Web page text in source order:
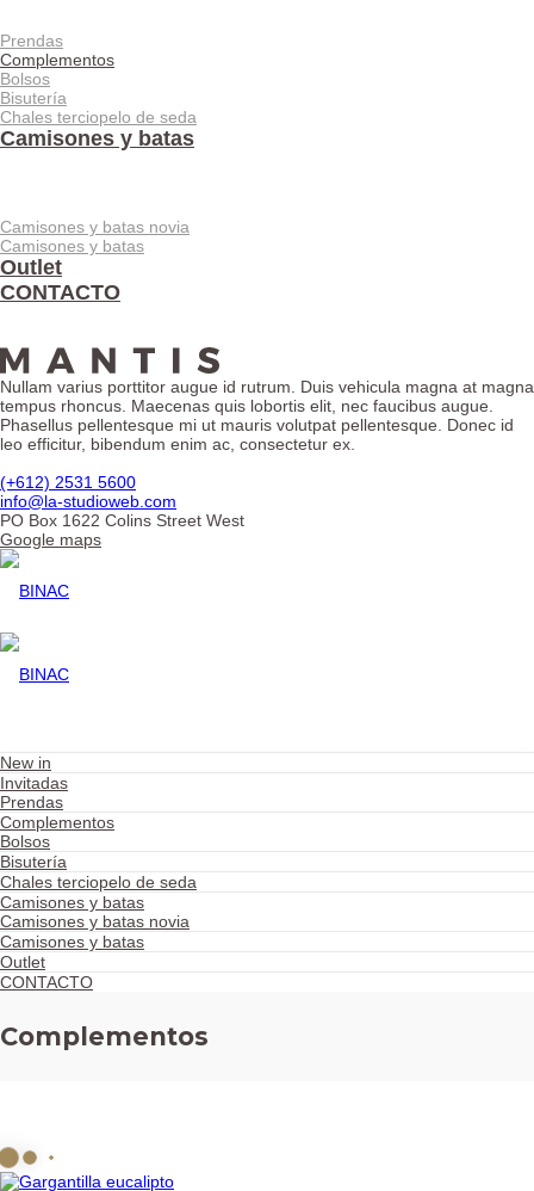
Prendas
Complementos
Bolsos
Bisutería
Chales terciopelo de seda
Camisones y batas
Camisones y batas novia
Camisones y batas
Outlet
CONTACTO
Nullam varius porttitor augue id rutrum. Duis vehicula magna at magna
tempus rhoncus. Maecenas quis lobortis elit, nec faucibus augue.
Phasellus pellentesque mi ut mauris volutpat pellentesque. Donec id
leo efficitur, bibendum enim ac, consectetur ex.
(+612) 2531 5600
info@la-studioweb.com
PO Box 1622 Colins Street West
Google maps
New in
Invitadas
Prendas
Complementos
Bolsos
Bisutería
Chales terciopelo de seda
Camisones y batas
Camisones y batas novia
Camisones y batas
Outlet
CONTACTO
Complementos